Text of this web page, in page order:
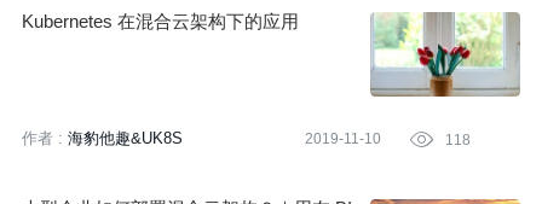
Kubernetes 在混合云架构下的应用
作者 : 海豹他趣&UK8S 2019-11-10  118